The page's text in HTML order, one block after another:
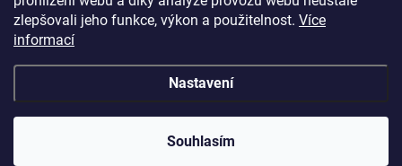
zlepšovali jeho funkce, výkon a použitelnost. Více
informací
Nastavení
Souhlasím
Boxingbombs.cz . Všechna práva vyhrazena.